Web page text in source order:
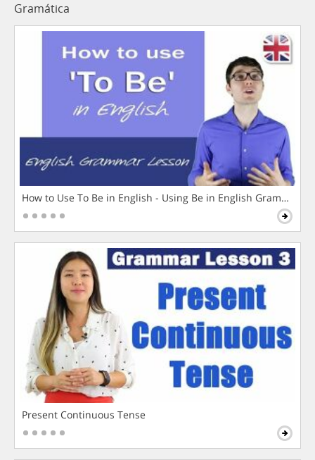
Gramática
How to Use To Be in English - Using Be in English Grammar
Present Continuous Tense